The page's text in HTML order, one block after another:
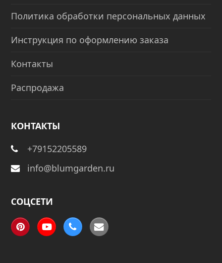
Политика обработки персональных данных
Инструкция по оформлению заказа
Контакты
Распродажа
КОНТАКТЫ
+79152205589
info@blumgarden.ru
СОЦСЕТИ
PinterestYouTubePhoneEmail